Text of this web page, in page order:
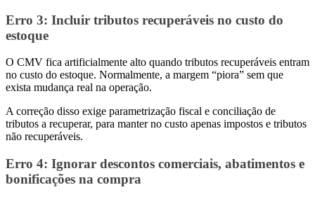
Erro 3: Incluir tributos recuperáveis no custo do
estoque
O CMV fica artificialmente alto quando tributos recuperáveis entram
no custo do estoque. Normalmente, a margem “piora” sem que
exista mudança real na operação.
A correção disso exige parametrização fiscal e conciliação de
tributos a recuperar, para manter no custo apenas impostos e tributos
não recuperáveis.
Erro 4: Ignorar descontos comerciais, abatimentos e
bonificações na compra